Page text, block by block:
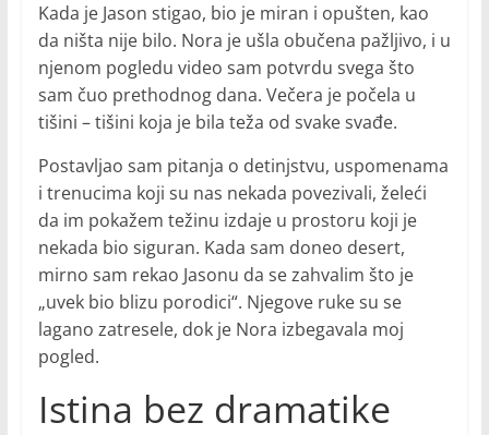
Kada je Jason stigao, bio je miran i opušten, kao
da ništa nije bilo. Nora je ušla obučena pažljivo, i u
njenom pogledu video sam potvrdu svega što
sam čuo prethodnog dana. Večera je počela u
tišini – tišini koja je bila teža od svake svađe.
Postavljao sam pitanja o detinjstvu, uspomenama
i trenucima koji su nas nekada povezivali, želeći
da im pokažem težinu izdaje u prostoru koji je
nekada bio siguran. Kada sam doneo desert,
mirno sam rekao Jasonu da se zahvalim što je
„uvek bio blizu porodici“. Njegove ruke su se
lagano zatresele, dok je Nora izbegavala moj
pogled.
Istina bez dramatike